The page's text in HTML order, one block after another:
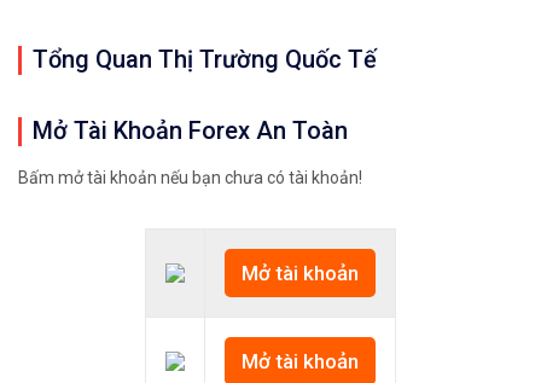
✨🏆𝐀𝐧 𝐭â𝐦 𝐦ở 𝐭à𝐢 𝐤𝐡𝐨ả𝐧 𝐠𝐢𝐚𝐨 𝐝ị𝐜𝐡 𝐁𝐢𝐭𝐜𝐨𝐢𝐧 𝐯à 𝐧𝐡𝐢ề𝐮 𝐥𝐨ạ𝐢
✅Xem cách mở tài khoản trên sàn Binance được
✅Xem hướng dẫn cách giao dịch Mua – Bán
Tổng Quan Thị Trường Quốc Tế
Mở Tài Khoản Forex An Toàn
Bấm mở tài khoản nếu bạn chưa có tài khoản!
Mở tài khoản
Mở tài khoản